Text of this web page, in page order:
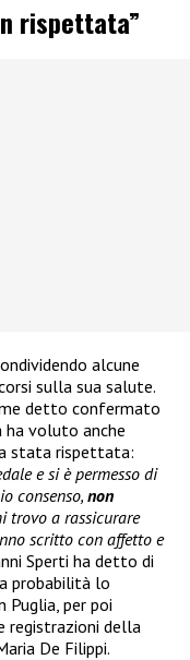
rispettata”
alcune
sulla sua salute.
detto confermato
ha voluto anche
stata rispettata:
e si è permesso di
consenso, non
trovo a rassicurare
scritto con affetto e
Sperti ha detto di
probabilità lo
Puglia, per poi
registrazioni della
De Filippi.